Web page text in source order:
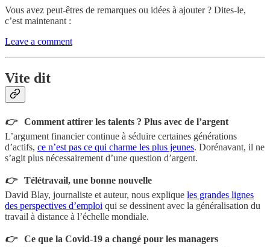
Vous avez peut-êtres de remarques ou idées à ajouter ? Dites-le,
c’est maintenant :
Leave a comment
Vite dit
👉 Comment attirer les talents ? Plus avec de l’argent
L’argument financier continue à séduire certaines générations
d’actifs, ce n’est pas ce qui charme les plus jeunes. Dorénavant, il ne
s’agit plus nécessairement d’une question d’argent.
👉 Télétravail, une bonne nouvelle
David Blay, journaliste et auteur, nous explique les grandes lignes
des perspectives d’emploi qui se dessinent avec la généralisation du
travail à distance à l’échelle mondiale.
👉 Ce que la Covid-19 a changé pour les managers